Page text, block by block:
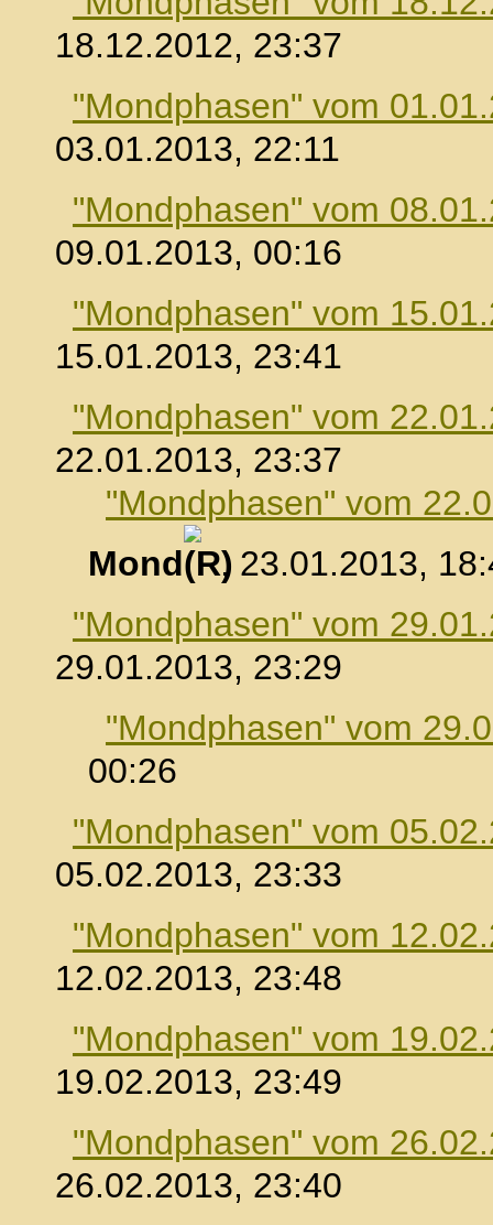
18.12.2012, 23:37
"Mondphasen" vom
03.01.2013, 22:11
"Mondphasen" vom
09.01.2013, 00:16
"Mondphasen" vom
15.01.2013, 23:41
"Mondphasen" vom
22.01.2013, 23:37
"Mondphasen" vom
Mond
, 23.01.2013,
"Mondphasen" vom
29.01.2013, 23:29
"Mondphasen" vom
00:26
"Mondphasen" vom
05.02.2013, 23:33
"Mondphasen" vom
12.02.2013, 23:48
"Mondphasen" vom
19.02.2013, 23:49
"Mondphasen" vom
26.02.2013, 23:40